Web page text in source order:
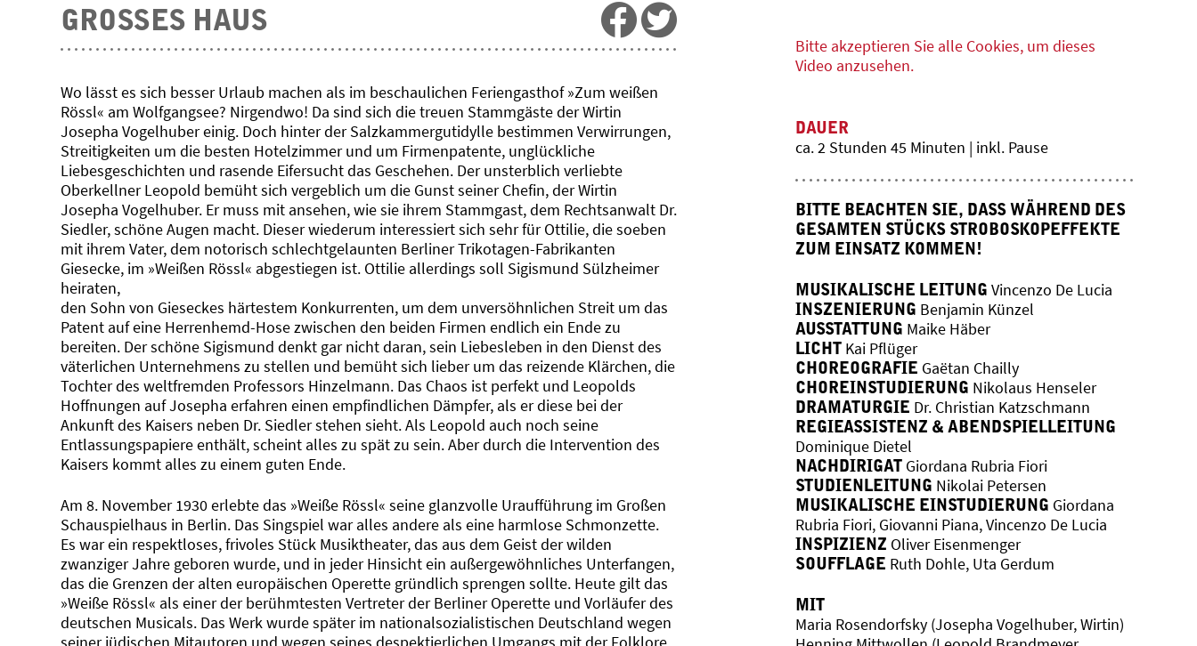
GROSSES HAUS
Wo lässt es sich besser Urlaub machen als im beschaulichen Feriengasthof »Zum weißen
Rössl« am Wolfgangsee? Nirgendwo! Da sind sich die treuen Stammgäste der Wirtin
Josepha Vogelhuber einig. Doch hinter der Salzkammergutidylle bestimmen Verwirrungen,
Streitigkeiten um die besten Hotelzimmer und um Firmenpatente, unglückliche
Liebesgeschichten und rasende Eifersucht das Geschehen. Der unsterblich verliebte
Oberkellner Leopold bemüht sich vergeblich um die Gunst seiner Chefin, der Wirtin
Josepha Vogelhuber. Er muss mit ansehen, wie sie ihrem Stammgast, dem Rechtsanwalt Dr.
Siedler, schöne Augen macht. Dieser wiederum interessiert sich sehr für Ottilie, die soeben
mit ihrem Vater, dem notorisch schlechtgelaunten Berliner Trikotagen-Fabrikanten
Giesecke, im »Weißen Rössl« abgestiegen ist. Ottilie allerdings soll Sigismund Sülzheimer
heiraten,
den Sohn von Gieseckes härtestem Konkurrenten, um dem unversöhnlichen Streit um das
Patent auf eine Herrenhemd-Hose zwischen den beiden Firmen endlich ein Ende zu
bereiten. Der schöne Sigismund denkt gar nicht daran, sein Liebesleben in den Dienst des
väterlichen Unternehmens zu stellen und bemüht sich lieber um das reizende Klärchen, die
Tochter des weltfremden Professors Hinzelmann. Das Chaos ist perfekt und Leopolds
Hoffnungen auf Josepha erfahren einen empfindlichen Dämpfer, als er diese bei der
Ankunft des Kaisers neben Dr. Siedler stehen sieht. Als Leopold auch noch seine
Entlassungspapiere enthält, scheint alles zu spät zu sein. Aber durch die Intervention des
Kaisers kommt alles zu einem guten Ende.
Am 8. November 1930 erlebte das »Weiße Rössl« seine glanzvolle Uraufführung im Großen
Schauspielhaus in Berlin. Das Singspiel war alles andere als eine harmlose Schmonzette.
Es war ein respektloses, frivoles Stück Musiktheater, das aus dem Geist der wilden
zwanziger Jahre geboren wurde, und in jeder Hinsicht ein außergewöhnliches Unterfangen,
das die Grenzen der alten europäischen Operette gründlich sprengen sollte. Heute gilt das
»Weiße Rössl« als einer der berühmtesten Vertreter der Berliner Operette und Vorläufer des
deutschen Musicals. Das Werk wurde später im nationalsozialistischen Deutschland wegen
seiner jüdischen Mitautoren und wegen seines despektierlichen Umgangs mit der Folklore
Bitte akzeptieren Sie alle Cookies, um dieses
Video anzusehen.
DAUER
ca. 2 Stunden 45 Minuten | inkl. Pause
BITTE BEACHTEN SIE, DASS WÄHREND DES
GESAMTEN STÜCKS STROBOSKOPEFFEKTE
ZUM EINSATZ KOMMEN!
MUSIKALISCHE LEITUNG Vincenzo De Lucia
INSZENIERUNG Benjamin Künzel
AUSSTATTUNG Maike Häber
LICHT Kai Pflüger
CHOREOGRAFIE Gaëtan Chailly
CHOREINSTUDIERUNG Nikolaus Henseler
DRAMATURGIE Dr. Christian Katzschmann
REGIEASSISTENZ & ABENDSPIELLEITUNG
Dominique Dietel
NACHDIRIGAT Giordana Rubria Fiori
STUDIENLEITUNG Nikolai Petersen
MUSIKALISCHE EINSTUDIERUNG Giordana
Rubria Fiori, Giovanni Piana, Vincenzo De Lucia
INSPIZIENZ Oliver Eisenmenger
SOUFFLAGE Ruth Dohle, Uta Gerdum
MIT
Maria Rosendorfsky (Josepha Vogelhuber, Wirtin)